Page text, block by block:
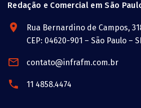
Redação e Comercial em São
Rua Bernardino de Campos,
CEP: 04620-901 – São Paulo –
contato@infrafm.com.br
11 4858.4474